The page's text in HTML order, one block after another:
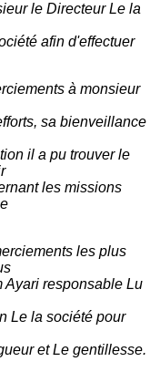
le Directeur Le la
afin d'effectuer
à monsieur
sa bienveillance
il a pu trouver le
les missions
les plus
Ayari responsable Lu
Le la société pour
et Le gentillesse.